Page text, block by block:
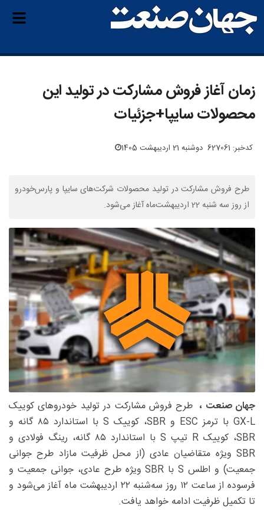
زمان آغاز فروش مشارکت در تولید این
محصولات سایپا+جزئیات
کدخبر: 627061 دوشنبه 21 اردیبهشت 1405
طرح فروش مشارکت در تولید محصولات شرکت‌های سایپا و پارس‌خودرو
از روز سه شنبه 22 اردیبهشت‌ماه آغاز می‌شود.
جهان صنعت ، طرح ‌فروش مشارکت در تولید خودروهای کوییک
GX-L با ترمز ESC و SBR، کوییک S با استاندارد ۸۵ گانه و
SBR، کوییک R تیپ S با استاندارد ۸۵ گانه، رینگ فولادی و
SBR ویژه متقاضیان عادی (از محل ظرفیت مازاد طرح جوانی
جمعیت) و اطلس S با SBR ویژه طرح عادی، جوانی جمعیت و
فرسوده از ساعت ۱۲ روز سه‌شنبه ۲۲ اردیبهشت ماه آغاز می‌شود و
تا تکمیل ظرفیت ادامه خواهد یافت.